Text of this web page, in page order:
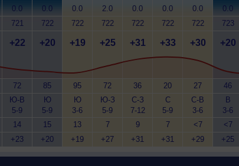
0.0
721
+22
72
Ю-В
5-9
14
+23
0.0
722
+20
85
Ю
5-9
15
+20
0.0
722
+19
95
Ю
3-6
13
+19
2.0
722
+25
72
Ю-З
5-9
7
+27
0.0
722
+31
36
С-З
7-12
9
+31
0.0
722
+33
20
С
5-9
7
+31
0.0
722
+30
27
С-В
3-6
<7
+29
0.0
723
+20
46
В
3-6
<7
+25